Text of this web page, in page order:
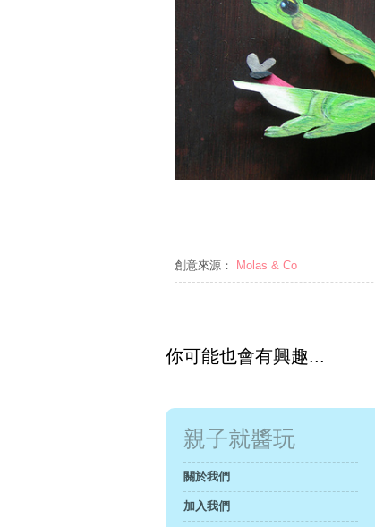
創意來源： Molas & Co
你可能也會有興趣...
親子就醬玩
關於我們
加入我們